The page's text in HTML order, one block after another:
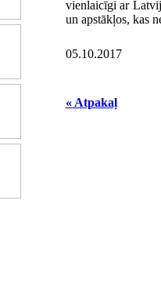
vienlaicīgi ar
un apstākļos, kas
05.10.2017
« Atpakaļ